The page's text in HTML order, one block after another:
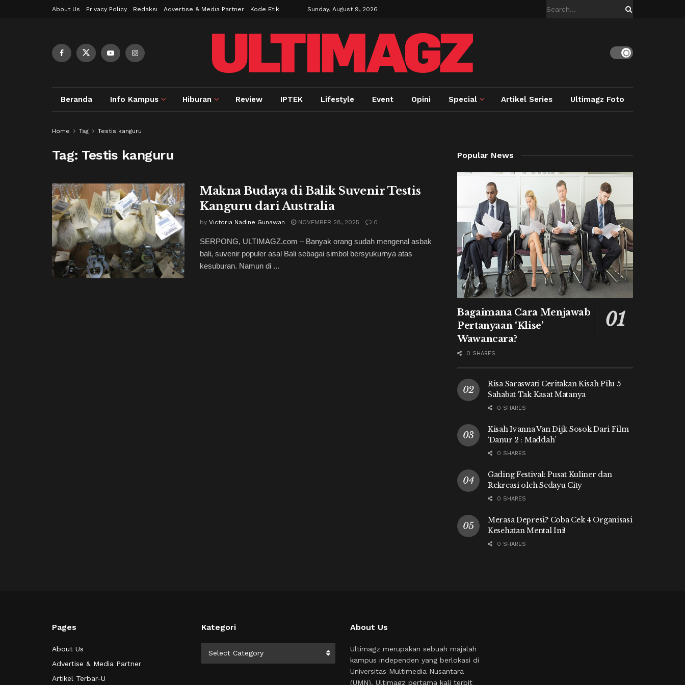
About Us Privacy Policy Redaksi Advertise & Media Partner Kode Etik Sunday, August 9, 2026
Beranda Info Kampus Hiburan Review IPTEK Lifestyle Event Opini Special Artikel Series Ultimagz Foto
Home Tag Testis kanguru
Tag: Testis kanguru
Makna Budaya di Balik Suvenir Testis
Kanguru dari Australia
by Victoria Nadine Gunawan NOVEMBER 28, 2025 0
SERPONG, ULTIMAGZ.com – Banyak orang sudah mengenal asbak
bali, suvenir populer asal Bali sebagai simbol bersyukurnya atas
kesuburan. Namun di ...
Popular News
Bagaimana Cara Menjawab
Pertanyaan ‘Klise’
Wawancara?
0 SHARES
Risa Saraswati Ceritakan Kisah Pilu 5
Sahabat Tak Kasat Matanya
0 SHARES
Kisah Ivanna Van Dijk Sosok Dari Film
‘Danur 2 : Maddah’
0 SHARES
Gading Festival: Pusat Kuliner dan
Rekreasi oleh Sedayu City
0 SHARES
Merasa Depresi? Coba Cek 4 Organisasi
Kesehatan Mental Ini!
0 SHARES
Pages
About Us
Advertise & Media Partner
Artikel Terbar-U
Kategori
Select Category
About Us
Ultimagz merupakan sebuah majalah
kampus independen yang berlokasi di
Universitas Multimedia Nusantara
(UMN). Ultimagz pertama kali terbit